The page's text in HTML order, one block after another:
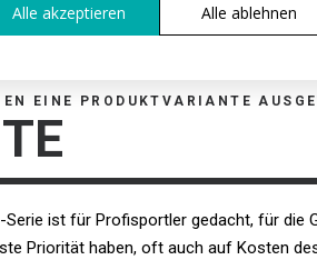
Alle akzeptieren Alle ablehnen
EINE PRODUKTVARIANTE
Serie ist für Profisportler gedacht, für die
Priorität haben, oft auch auf Kosten